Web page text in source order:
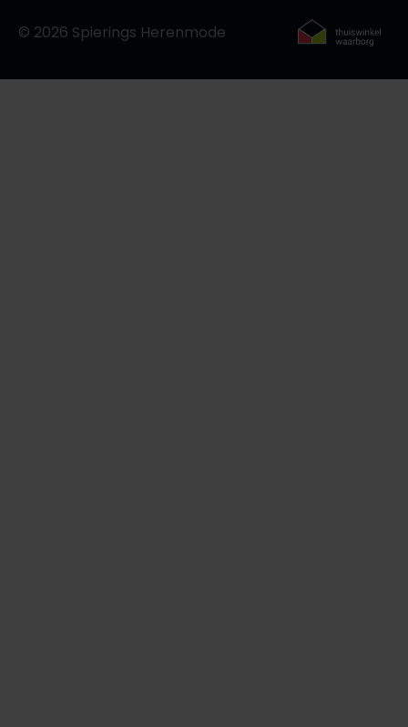
© 2026 Spierings Herenmode